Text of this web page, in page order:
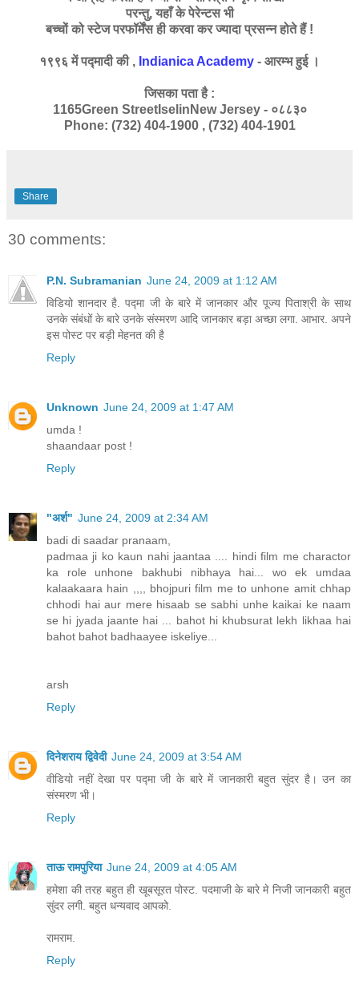
परन्तु,यहाँके पेरेन्टस भी
बच्चों को स्टेज परफॉर्मेंस ही करवा कर ज्यादा प्रसन्न होते हैं !
१९९६ में पद्मादी की , Indianica Academy - आरम्भ हुई ।
जिसका पता है :
1165Green StreetIselinNew Jersey - ०८८३०
Phone: (732) 404-1900 , (732) 404-1901
Share
30 comments:
P.N. Subramanian June 24, 2009 at 1:12 AM
विडियो शानदार है. पद्मा जी के बारे में जानकार और पूज्य पिताश्री के साथ
उनके संबंधों के बारे उनके संस्मरण आदि जानकार बड़ा अच्छा लगा. आभार. अपने
इस पोस्ट पर बड़ी मेहनत की है
Reply
Unknown June 24, 2009 at 1:47 AM
umda !
shaandaar post !
Reply
"अर्श" June 24, 2009 at 2:34 AM
badi di saadar pranaam,
padmaa ji ko kaun nahi jaantaa .... hindi film me charactor
ka role unhone bakhubi nibhaya hai... wo ek umdaa
kalaakaara hain ,,,, bhojpuri film me to unhone amit chhap
chhodi hai aur mere hisaab se sabhi unhe kaikai ke naam
se hi jyada jaante hai ... bahot hi khubsurat lekh likhaa hai
bahot bahot badhaayee iskeliye...
arsh
Reply
दिनेशराय द्विवेदी June 24, 2009 at 3:54 AM
वीडियो नहीं देखा पर पद्मा जी के बारे में जानकारी बहुत सुंदर है। उन का
संस्मरण भी।
Reply
ताऊ रामपुरिया June 24, 2009 at 4:05 AM
हमेशा की तरह बहुत ही खूबसूरत पोस्ट. पदमाजी के बारे मे निजी जानकारी बहुत
सुंदर लगी. बहुत धन्यवाद आपको.
रामराम.
Reply